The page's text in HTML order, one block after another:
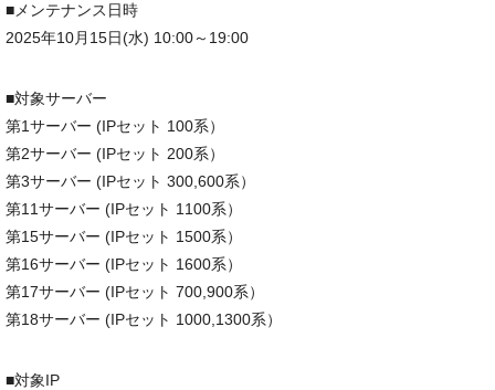
■メンテナンス日時
2025年10月15日(水) 10:00～19:00
■対象サーバー
第1サーバー (IPセット 100系）
第2サーバー (IPセット 200系）
第3サーバー (IPセット 300,600系）
第11サーバー (IPセット 1100系）
第15サーバー (IPセット 1500系）
第16サーバー (IPセット 1600系）
第17サーバー (IPセット 700,900系）
第18サーバー (IPセット 1000,1300系）
■対象IP